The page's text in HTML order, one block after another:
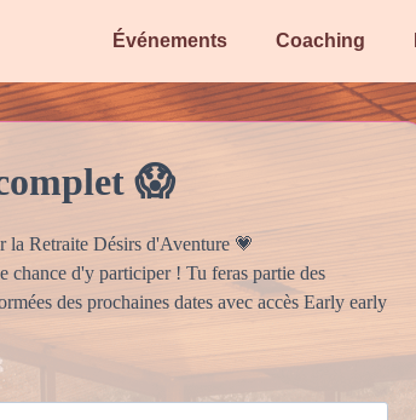
Événements Coaching
😱
la Retraite Désirs d'Aventure 💗
chance d'y participer ! Tu feras partie des
des prochaines dates avec accès Early early